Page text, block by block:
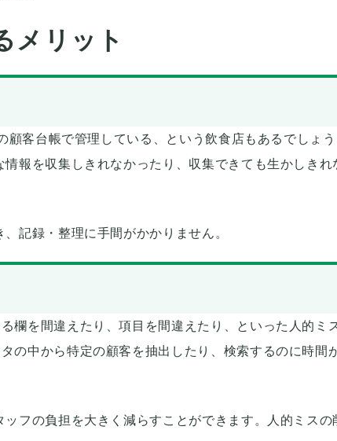
メリット
客台帳で管理している、という飲食店もあるでしょ
報を収集しきれなかったり、収集できても生かしきれ
記録・整理に手間がかかりません。
欄を間違えたり、項目を間違えたり、といった人的ミ
の中から特定の顧客を抽出したり、検索するのに時間
フの負担を大きく減らすことができます。人的ミスの